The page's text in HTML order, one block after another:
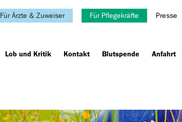
Für Ärzte & Zuweiser Für Pflegekräfte Presse
Lob und Kritik Kontakt Blutspende Anfahrt